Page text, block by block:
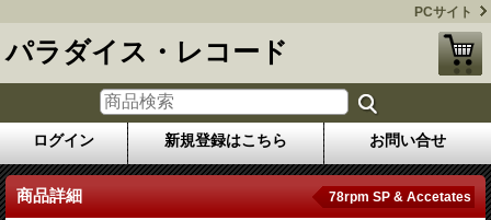
PCサイト
パラダイス・レコード
ログイン 新規登録はこちら お問い合せ
商品詳細 78rpm SP & Accetates